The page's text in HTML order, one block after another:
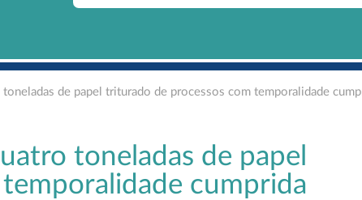
de papel triturado de processos com temporalidade
toneladas de papel
cumprida